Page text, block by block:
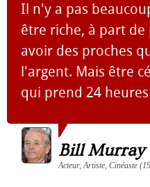
Il n'y a pas
être riche, à part
avoir des proches
l'argent. Mais être
qui prend 24
Bill Murray
Acteur, Artiste, Cinéaste